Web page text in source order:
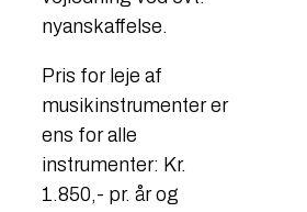
nyanskaffelse.
Pris for leje af
musikinstrumenter er
ens for alle
instrumenter: Kr.
1.850,- pr. år og